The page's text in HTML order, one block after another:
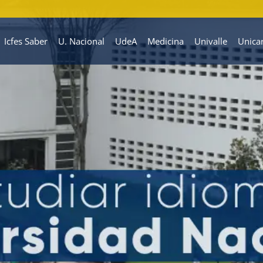
Icfes Saber U. Nacional UdeA Medicina Univalle